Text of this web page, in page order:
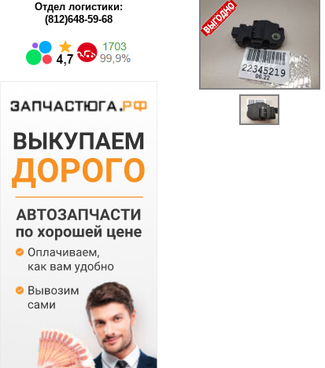
Отдел логистики:
(812)648-59-68